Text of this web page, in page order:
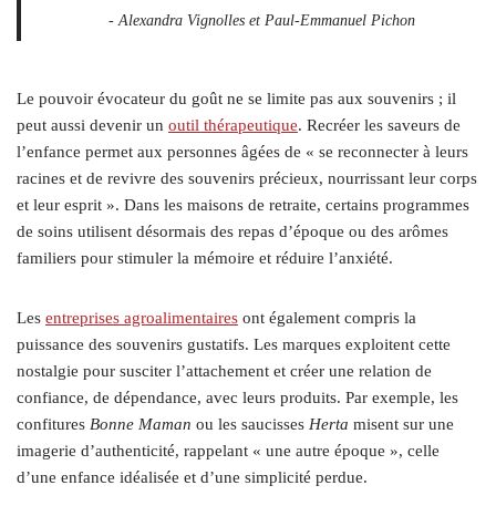
- Alexandra Vignolles et Paul-Emmanuel Pichon
Le pouvoir évocateur du goût ne se limite pas aux souvenirs ; il
peut aussi devenir un outil thérapeutique. Recréer les saveurs de
l’enfance permet aux personnes âgées de « se reconnecter à leurs
racines et de revivre des souvenirs précieux, nourrissant leur corps
et leur esprit ». Dans les maisons de retraite, certains programmes
de soins utilisent désormais des repas d’époque ou des arômes
familiers pour stimuler la mémoire et réduire l’anxiété.
Les entreprises agroalimentaires ont également compris la
puissance des souvenirs gustatifs. Les marques exploitent cette
nostalgie pour susciter l’attachement et créer une relation de
confiance, de dépendance, avec leurs produits. Par exemple, les
confitures Bonne Maman ou les saucisses Herta misent sur une
imagerie d’authenticité, rappelant « une autre époque », celle
d’une enfance idéalisée et d’une simplicité perdue.